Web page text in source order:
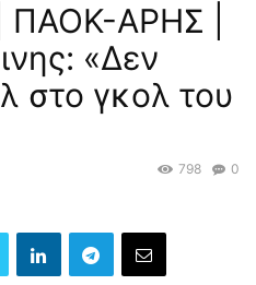
ΠΑΟΚ-ΑΡΗΣ |
«Δεν
στο γκολ του
0
798